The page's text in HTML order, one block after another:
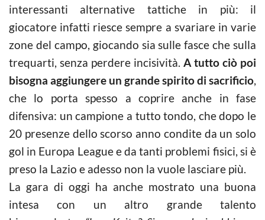
interessanti alternative tattiche in più: il
giocatore infatti riesce sempre a svariare in varie
zone del campo, giocando sia sulle fasce che sulla
trequarti, senza perdere incisività. A tutto ciò poi
bisogna aggiungere un grande spirito di sacrificio,
che lo porta spesso a coprire anche in fase
difensiva: un campione a tutto tondo, che dopo le
20 presenze dello scorso anno condite da un solo
gol in Europa League e da tanti problemi fisici, si è
preso la Lazio e adesso non la vuole lasciare più.
La gara di oggi ha anche mostrato una buona
intesa con un altro grande talento